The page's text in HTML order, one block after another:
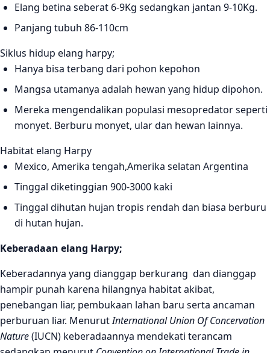
Elang betina seberat 6-9Kg sedangkan jantan 9-10Kg.
Panjang tubuh 86-110cm
Siklus hidup elang harpy;
Hanya bisa terbang dari pohon kepohon
Mangsa utamanya adalah hewan yang hidup dipohon.
Mereka mengendalikan populasi mesopredator seperti
monyet. Berburu monyet, ular dan hewan lainnya.
Habitat elang Harpy
Mexico, Amerika tengah,Amerika selatan Argentina
Tinggal diketinggian 900-3000 kaki
Tinggal dihutan hujan tropis rendah dan biasa berburu
di hutan hujan.
Keberadaan elang Harpy;
Keberadannya yang dianggap berkurang dan dianggap
hampir punah karena hilangnya habitat akibat,
penebangan liar, pembukaan lahan baru serta ancaman
perburuan liar. MenurutInternational Union Of Concervation
Nature(IUCN) keberadaannya mendekati terancam